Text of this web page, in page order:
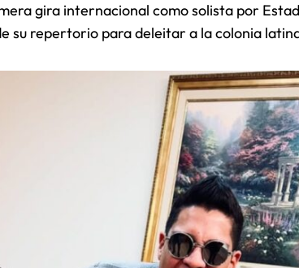
su repertorio para deleitar a la colonia